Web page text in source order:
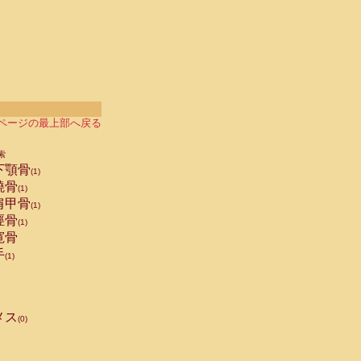
ージの最上部へ戻る
顎骨(1)
骨(1)
甲骨(1)
骨(1)
骨
(1)
ス(0)